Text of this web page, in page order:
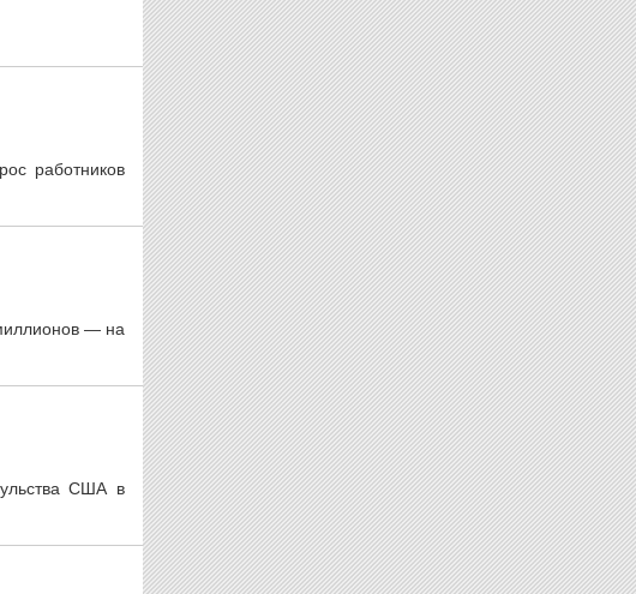
работников
— на
США в